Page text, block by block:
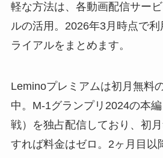
軽な方法は、各動画配信サー
ルの活用。2026年3月時点で利
ライアルをまとめます。
Leminoプレミアムは初月無料
中。M-1グランプリ2024の本
戦）を独占配信しており、初
すれば料金はゼロ。2ヶ月目以